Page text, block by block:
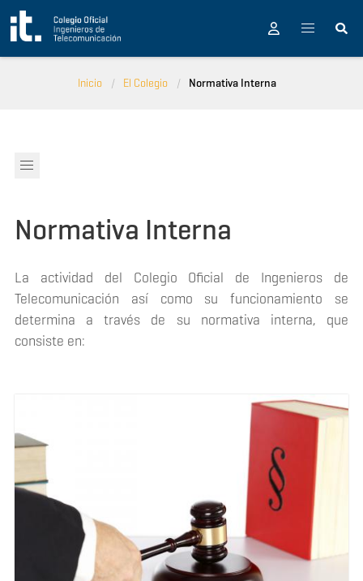
Pasar al contenido principal
Inicio El Colegio Normativa Interna
Normativa Interna
La actividad del Colegio Oficial de Ingenieros de
Telecomunicación así como su funcionamiento se
determina a través de su normativa interna, que
consiste en: